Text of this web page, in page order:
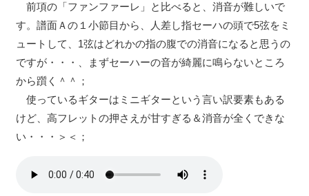
前項の「ファンファーレ」と比べると、消音が難しいで
す。譜面Ａの１小節目から、人差し指セーハの頭で5弦をミ
ュートして、1弦はどれかの指の腹での消音になると思うの
ですが・・・、まずセーハーの音が綺麗に鳴らないところ
から躓く＾＾；
使っているギターはミニギターという言い訳要素もある
けど、高フレットの押さえが甘すぎる＆消音が全くできな
い・・・＞＜；